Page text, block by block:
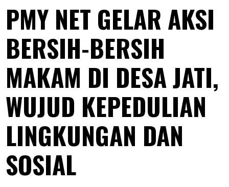
PMY NET GELAR AKSI
BERSIH-BERSIH
MAKAM DI DESA JATI,
WUJUD KEPEDULIAN
LINGKUNGAN DAN
SOSIAL